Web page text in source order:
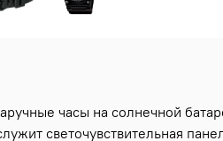
часы на солнечной
светочувствительная